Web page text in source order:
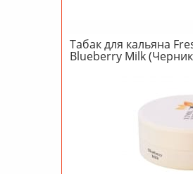
Табак для кальяна
Blueberry Milk